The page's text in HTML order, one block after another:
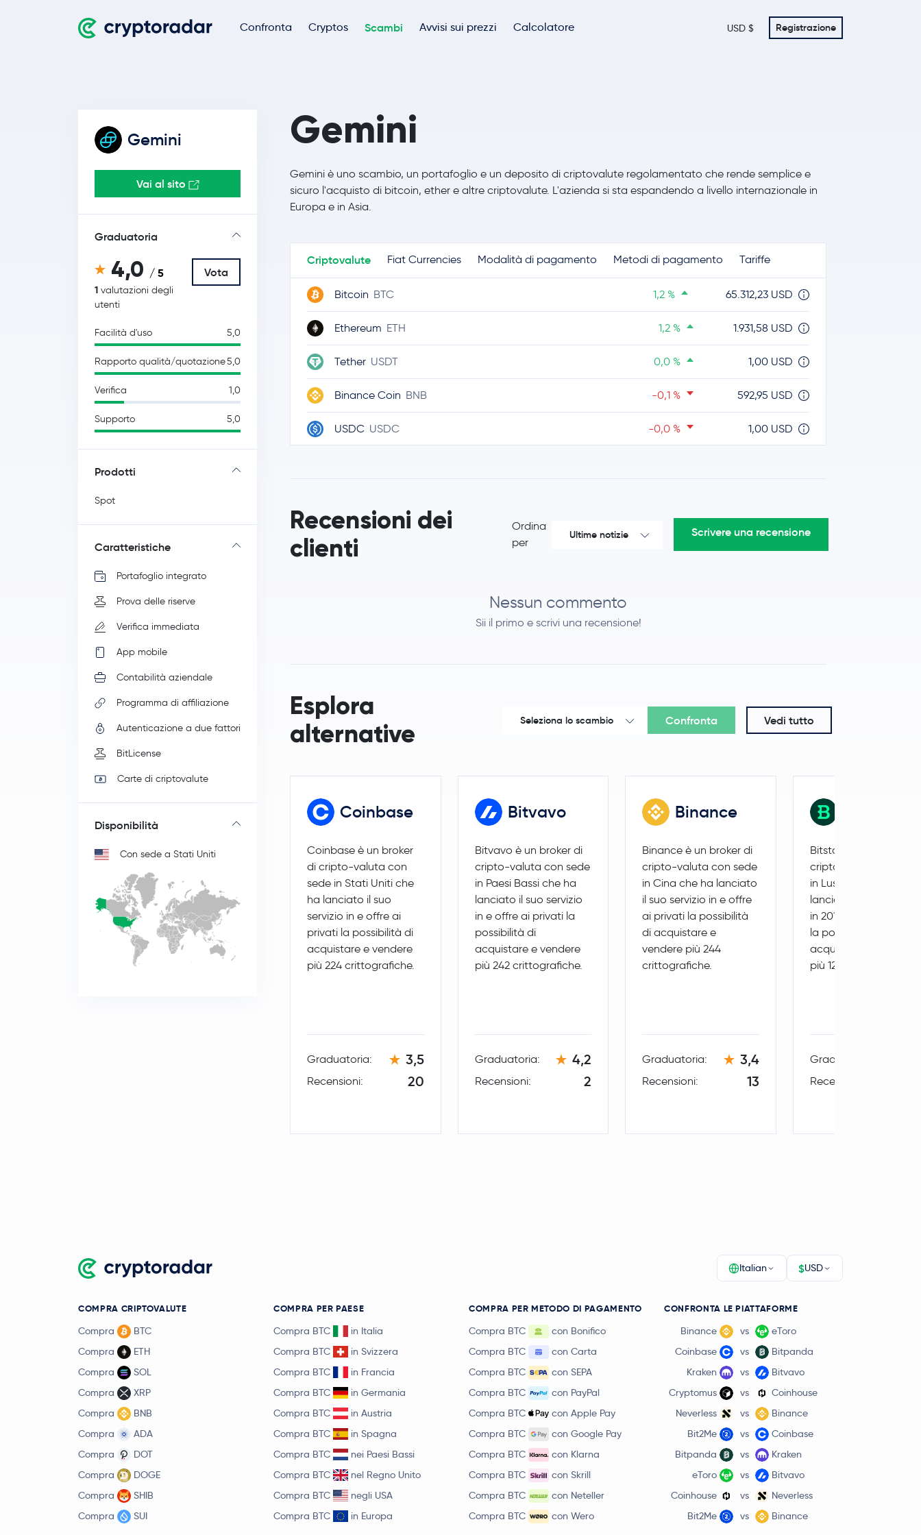
Confronta Cryptos Scambi Avvisi sui prezzi Calcolatore USD $ Registrazione
Gemini
Vai al sito
Graduatoria
4,0 / 5
1 valutazioni degli
utenti
Vota
Facilità d'uso 5,0
Rapporto qualità/quotazione5,0
Verifica 1,0
Supporto 5,0
Prodotti
Spot
Caratteristiche
Portafoglio integrato
Prova delle riserve
Verifica immediata
App mobile
Contabilità aziendale
Programma di affiliazione
Autenticazione a due fattori
BitLicense
Carte di criptovalute
Disponibilità
Con sede a Stati Uniti
Gemini
Gemini è uno scambio, un portafoglio e un deposito di criptovalute regolamentato che rende semplice e
sicuro l'acquisto di bitcoin, ether e altre criptovalute. L'azienda si sta espandendo a livello internazionale in
Europa e in Asia.
Criptovalute Fiat Currencies Modalità di pagamento Metodi di pagamento Tariffe
Bitcoin BTC 1,2 % 65.312,23 USD
Ethereum ETH 1,2 % 1.931,58 USD
Tether USDT 0,0 % 1,00 USD
Binance Coin BNB -0,1 % 592,95 USD
USDC USDC -0,0 % 1,00 USD
Hyperliquid HYPE 57,08 USD
Toncoin
Bitcoin CashBCH 2,0 % 216,60 USD
-1,2 %
SuiSUI -0,1 % 0,68 USD
Avalanche 0,8 % 6,50 USD
UniswapUNI 1,0 %
PAX GoldPAXG
AaveAAVE 1,9 % 90,30 USD
Sky SKY
FantomFTM
QuantQNT
Jupiter Exchange Token JUP
Filecoin 0,9 %
CosmosATOM 1,35 USD
Arbitrum ARB
Injective Protocol
Recensioni dei
clienti
Ordina
per
Ultime notizie Scrivere una recensione
Nessun commento
Sii il primo e scrivi una recensione!
Esplora
alternative
Seleziona lo scambio Confronta Vedi tutto
Coinbase
Coinbase è un broker
di cripto-valuta con
sede in Stati Uniti che
ha lanciato il suo
servizio in e offre ai
privati la possibilità di
acquistare e vendere
più 224 crittografiche.
Graduatoria: 3,5
Recensioni: 20
Bitvavo
Bitvavo è un broker di
cripto-valuta con sede
in Paesi Bassi che ha
lanciato il suo servizio
in e offre ai privati la
possibilità di
acquistare e vendere
più 242 crittografiche.
Graduatoria: 4,2
Recensioni: 2
Binance
Binance è un broker di
cripto-valuta con sede
in Cina che ha lanciato
il suo servizio in e offre
ai privati la possibilità
di acquistare e
vendere più 244
crittografiche.
Graduatoria: 3,4
Recensioni: 13
Bitstamp è un broker
cripto-valuta con
in Lussemburgo che
lanciato il suo servizio
in 2011 e offre ai privati
la possibilità di
acquistare e vendere
più 124 crittografiche.
Graduatoria:
Recensioni:
Italian $USD
COMPRA CRIPTOVALUTE
Compra
BTC
Compra
ETH
Compra
SOL
Compra
XRP
Compra
BNB
Compra
ADA
Compra
DOT
Compra
DOGE
Compra
SHIB
Compra
SUI
COMPRA PER PAESE
Compra BTC
in Italia
Compra BTC
in Svizzera
Compra BTC
in Francia
Compra BTC
in Germania
Compra BTC
in Austria
Compra BTC
in Spagna
Compra BTC
nei Paesi Bassi
Compra BTC
nel Regno Unito
Compra BTC
negli USA
Compra BTC
in Europa
COMPRA PER METODO DI PAGAMENTO
Compra BTC
con Bonifico
Compra BTC
con Carta
Compra BTC
con SEPA
Compra BTC
con PayPal
Compra BTC
con Apple Pay
Compra BTC
con Google Pay
Compra BTC
con Klarna
Compra BTC
con Skrill
Compra BTC
con Neteller
Compra BTC
con Wero
CONFRONTA LE PIATTAFORME
Binance vs
eToro
Coinbase
vs
Bitpanda
Kraken
vs
Bitvavo
Cryptomus
vs
Coinhouse
Neverless
vs
Binance
Bit2Me
vs
Coinbase
Bitpanda
vs
Kraken
eToro
vs
Bitvavo
Coinhouse
vs
Neverless
Bit2Me
vs Binance